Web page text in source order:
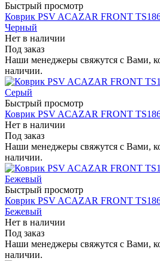
Быстрый просмотр
Коврик PSV ACAZAR FRONT
Черный
Нет в наличии
Под заказ
Наши менеджеры свяжутся с Вами,
наличии.
Быстрый просмотр
Коврик PSV ACAZAR FRONT
Нет в наличии
Под заказ
Наши менеджеры свяжутся с Вами,
наличии.
Быстрый просмотр
Коврик PSV ACAZAR FRONT
Бежевый
Нет в наличии
Под заказ
Наши менеджеры свяжутся с Вами,
наличии.